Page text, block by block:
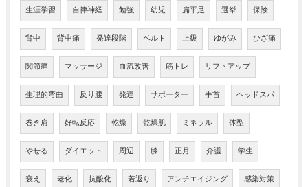
生涯学習 自律神経 勉強 幼児 扁平足 選挙 保険
背中 背中痛 発達段階 ベルト 上級 ゆがみ ひざ痛
関節痛 マッサージ 血流改善 筋トレ リフトアップ
生理的弯曲 反り腰 発達 サポーター 手首 ヘッドスパ
巻き肩 好転反応 乾燥 乾燥肌 ミネラル 体型
やせる ダイエット 周辺 膝 正月 介護 学生
衰え 老化 抗酸化 若返り アンチエイジング 感染対策